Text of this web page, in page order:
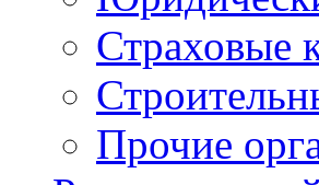
Страховые
Прочие